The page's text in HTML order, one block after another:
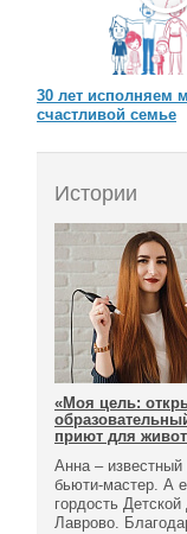
30 лет исполняем
счастливой семье
Истории
«Моя цель:
приют для
Анна –
бьюти-мастер. А
гордость
Лаврово.